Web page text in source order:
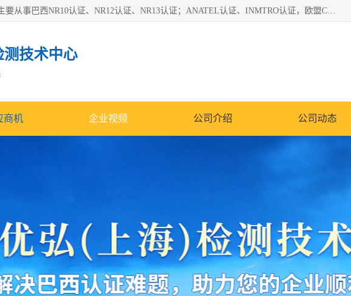
*是一家的测试、评估、检查与认机构，主要从事巴西NR10认证、NR12认证、NR13认证；ANATEL认证、INMTRO认证，欧盟CE认证：MD认证，PED认证，MID认证，ATEX认证，德国蓝色天使认证。
测技术中心
商机 企业视频 公司介绍 公司动态